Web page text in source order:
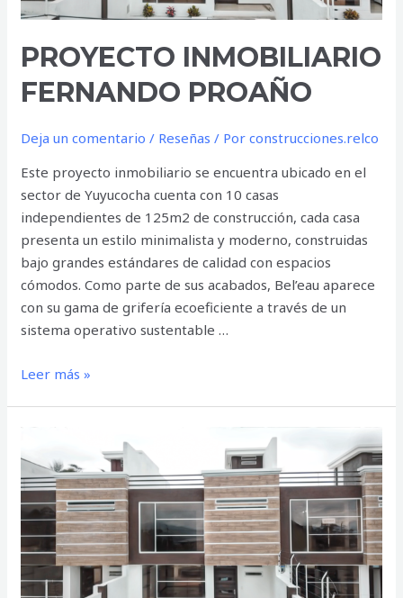
PROYECTO INMOBILIARIO
FERNANDO PROAÑO
Deja un comentario / Reseñas / Porconstrucciones.relco
Este proyecto inmobiliario se encuentra ubicado en el
sector de Yuyucocha cuenta con 10 casas
independientes de 125m2 de construcción, cada casa
presenta un estilo minimalista y moderno, construidas
bajo grandes estándares de calidad con espacios
cómodos. Como parte de sus acabados, Bel’eau aparece
con su gama de grifería ecoeficiente a través de un
sistema operativo sustentable …
Leer más »
CLUB